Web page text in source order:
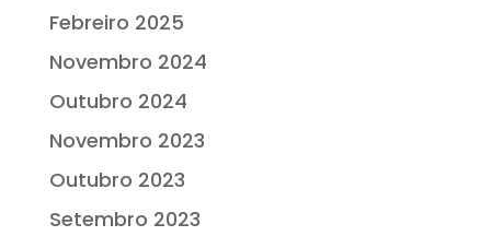
Febreiro 2025
Novembro 2024
Outubro 2024
Novembro 2023
Outubro 2023
Setembro 2023